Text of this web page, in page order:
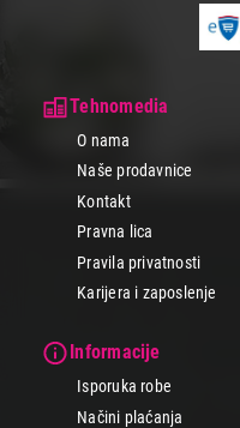
Tehnomedia
O nama
Naše prodavnice
Kontakt
Pravna lica
Pravila privatnosti
Karijera i zaposlenje
Informacije
Isporuka robe
Načini plaćanja